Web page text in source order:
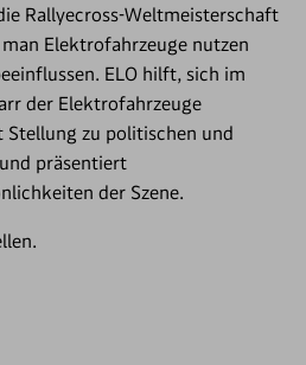
Rallyecross-Weltmeisterschaft
Elektrofahrzeuge nutzen
ELO hilft, sich im
der Elektrofahrzeuge
zu politischen und
präsentiert
der Szene.